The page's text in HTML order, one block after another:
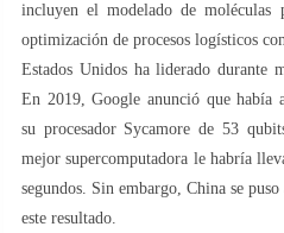
incluyen el modelado de moléculas
optimización de procesos logísticos
Estados Unidos ha liderado durante
En 2019, Google anunció que había
su procesador Sycamore de 53
mejor supercomputadora le habría
segundos. Sin embargo, China se
este resultado.